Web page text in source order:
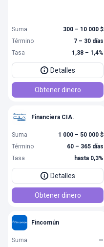
Suma
300 – 10 000 $
Término
7 – 30 días
Tasa
1,38 – 1,4%
Detalles
Obtener dinero
Financiera CIA.
Suma
1 000 – 50 000 $
Término
60 – 365 días
Tasa
hasta 0,3%
Detalles
Obtener dinero
Fincomún
Suma
—